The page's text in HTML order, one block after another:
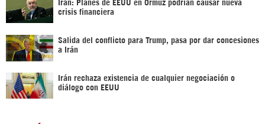
Irán: Planes de EEUU en Ormuz podrían causar nueva
crisis financiera
Salida del conflicto para Trump, pasa por dar concesiones
a Irán
Irán rechaza existencia de cualquier negociación o
diálogo con EEUU